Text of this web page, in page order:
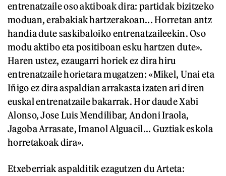
entrenatzaile oso aktiboak dira: partidak bizitzeko
moduan, erabakiak hartzerakoan... Horretan antz
handia dute saskibaloiko entrenatzaileekin. Oso
modu aktibo eta positiboan esku hartzen dute».
Haren ustez, ezaugarri horiek ez dira hiru
entrenatzaile horietara mugatzen: «Mikel, Unai eta
Iñigo ez dira aspaldian arrakasta izaten ari diren
euskal entrenatzaile bakarrak. Hor daude Xabi
Alonso, Jose Luis Mendilibar, Andoni Iraola,
Jagoba Arrasate, Imanol Alguacil... Guztiak eskola
horretakoak dira».
Etxeberriak aspalditik ezagutzen du Arteta: